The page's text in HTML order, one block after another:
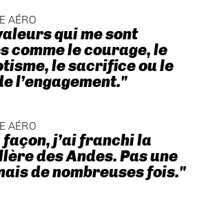
AÉRO
qui me sont
comme le courage, le
le sacrifice ou le
l’engagement."
AÉRO
façon, j’ai franchi la
des Andes. Pas une
de nombreuses fois."